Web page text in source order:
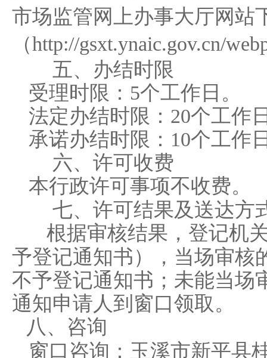
市场监管网上办事大厅网站
（http://gsxt.ynaic.gov.cn/
五、办结时限
受理时限： 5个工作日。
法定办结时限： 20个工作
承诺办结时限： 10个工作
六、许可收费
本行政许可事项不收费。
七、许可结果及送达方
根据审核结果， 登记机
予登记通知书）， 当场审核
不予登记通知书 ；未能当
通知申请人到窗口领取。
八 、 咨询
窗口咨询 ： 玉溪市新平县